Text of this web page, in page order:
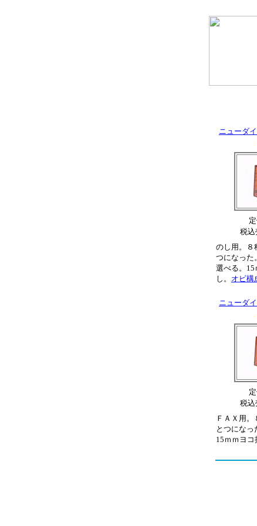
ニューダ
税込
のし用。８
つになった
選べる。15
し。 オビ構
ニューダ
税込
ＦＡＸ用
とつになっ
15ｍｍヨコ